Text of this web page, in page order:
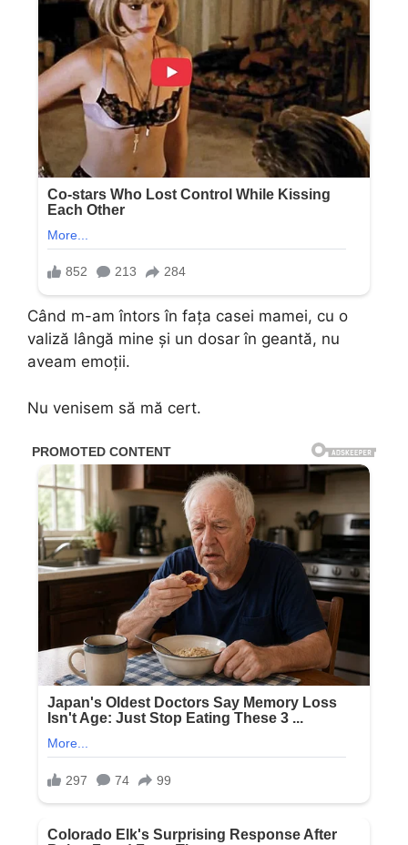
Când m-am întors în fața casei mamei, cu o
valiză lângă mine și un dosar în geantă, nu
aveam emoții.
Nu venisem să mă cert.